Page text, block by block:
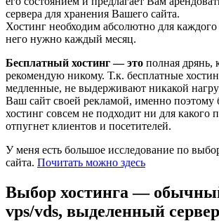
сервера для хранения Вашего сайта.
Хостинг необходим абсолютно для каждого
него нужно каждый месяц.
Бесплатный хостинг — это полная дрянь,
рекомендую никому. Т.к. бесплатные
медленные, не выдерживают никакой
Ваш сайт своей рекламой, именно поэтому
хостинг совсем не подходит ни для какого
отпугнет клиентов и посетителей.
У меня есть большое исследование по
сайта. Почитать можно здесь
Выбор хостинга —
vps/vds, выделенный